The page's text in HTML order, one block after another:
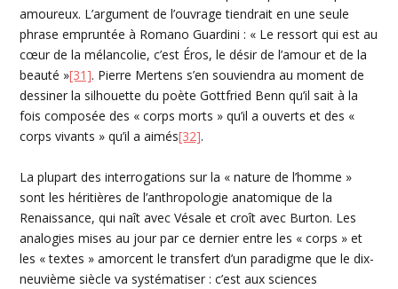
amoureux. L’argument de l’ouvrage tiendrait en une seule
phrase empruntée à Romano Guardini : « Le ressort qui est au
cœur de la mélancolie, c’est Éros, le désir de l’amour et de la
beauté »[31]. Pierre Mertens s’en souviendra au moment de
dessiner la silhouette du poète Gottfried Benn qu’il sait à la
fois composée des « corps morts » qu’il a ouverts et des «
corps vivants » qu’il a aimés[32].
La plupart des interrogations sur la « nature de l’homme »
sont les héritières de l’anthropologie anatomique de la
Renaissance, qui naît avec Vésale et croît avec Burton. Les
analogies mises au jour par ce dernier entre les « corps » et
les « textes » amorcent le transfert d’un paradigme que le dix-
neuvième siècle va systématiser : c’est aux sciences